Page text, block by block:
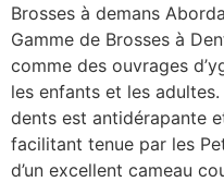
Brosses à demans
Gamme de Brosses à
comme des ouvrages
les enfants et les
dents est antidérapante
facilitant tenue par les
d’un excellent cameau